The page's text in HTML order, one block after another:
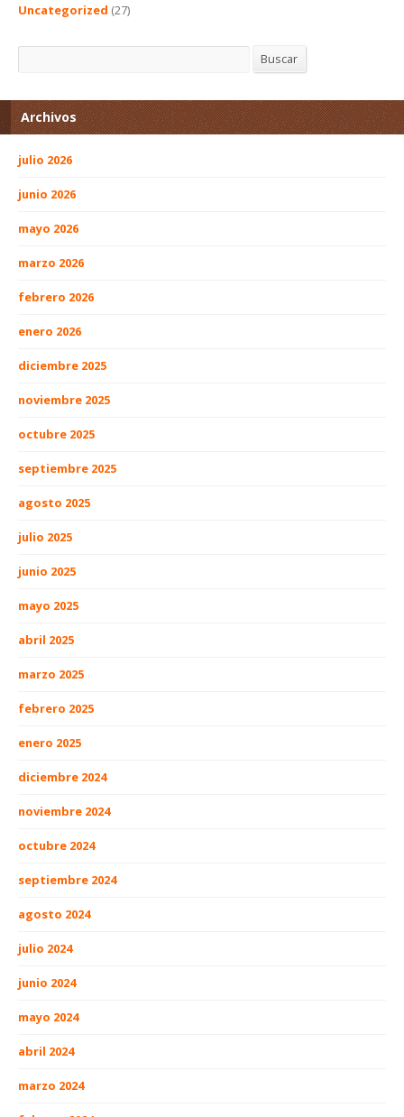
Uncategorized (27)
Buscar
Archivos
julio 2026
junio 2026
mayo 2026
marzo 2026
febrero 2026
enero 2026
diciembre 2025
noviembre 2025
octubre 2025
septiembre 2025
agosto 2025
julio 2025
junio 2025
mayo 2025
abril 2025
marzo 2025
febrero 2025
enero 2025
diciembre 2024
noviembre 2024
octubre 2024
septiembre 2024
agosto 2024
julio 2024
junio 2024
mayo 2024
abril 2024
marzo 2024